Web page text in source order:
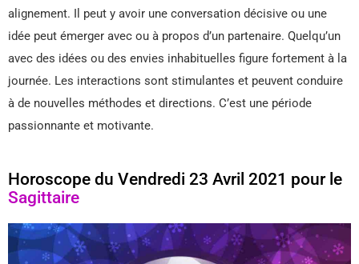
alignement. Il peut y avoir une conversation décisive ou une
idée peut émerger avec ou à propos d’un partenaire. Quelqu’un
avec des idées ou des envies inhabituelles figure fortement à la
journée. Les interactions sont stimulantes et peuvent conduire
à de nouvelles méthodes et directions. C’est une période
passionnante et motivante.
Horoscope du Vendredi 23 Avril 2021 pour le
Sagittaire